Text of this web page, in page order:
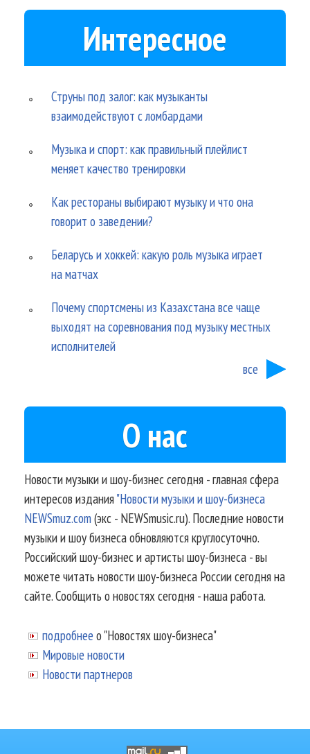
Интересное
Струны под залог: как музыканты
взаимодействуют с ломбардами
Музыка и спорт: как правильный плейлист
меняет качество тренировки
Как рестораны выбирают музыку и что она
говорит о заведении?
Беларусь и хоккей: какую роль музыка играет
на матчах
Почему спортсмены из Казахстана все чаще
выходят на соревнования под музыку местных
исполнителей
все
О нас
Новости музыки и шоу-бизнес сегодня - главная сфера
интересов издания"Новости музыки и шоу-бизнеса
NEWSmuz.com(экс - NEWSmusic.ru). Последние новости
музыки и шоу бизнеса обновляются круглосуточно.
Российский шоу-бизнес и артисты шоу-бизнеса - вы
можете читать новости шоу-бизнеса России сегодня на
сайте. Сообщить о новостях сегодня - наша работа.
подробнее о "Новостях шоу-бизнеса"
Мировые новости
Новости партнеров